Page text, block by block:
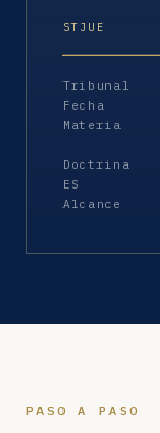
STJUE
Tribunal
Fecha
Materia
Doctrina
ES
Alcance
PASO A PASO